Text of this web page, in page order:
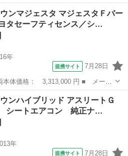
ン ■ グレード名： アスリー
アルミホイール ＨＩＤヘッドラ
ウンマジェスタ マジェスタＦバー
タセーフティセンス／シ…
年
提携サイト 7月28日
ウンマジェスタ ■ グレード
トヨタセーフティセンス／シート
ウンハイブリッド アスリートＧ
シートエアコン 純正ナ…
年
提携サイト 7月28日